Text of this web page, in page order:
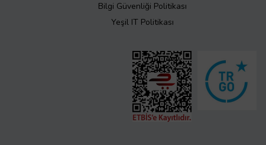
Bilgi Güvenliği Politikası
Yeşil IT Politikası